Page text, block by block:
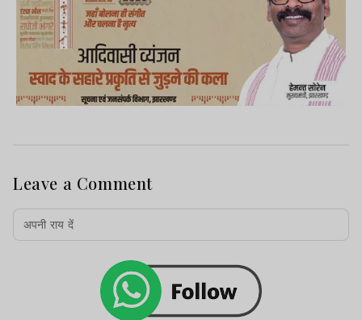
Leave a Comment